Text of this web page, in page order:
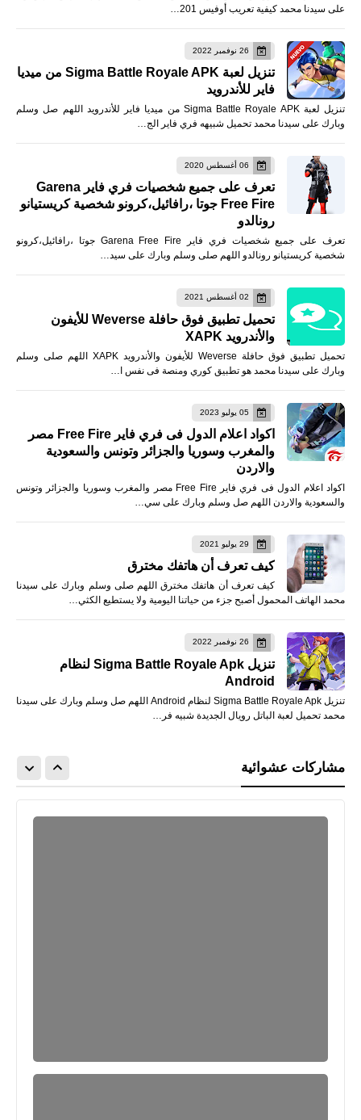
على سيدنا محمد كيفية تعريب أوفيس 201…
26 نوفمبر 2022
تنزيل لعبة Sigma Battle Royale APK من ميديا
فاير للأندرويد
تنزيل لعبة Sigma Battle Royale APK من ميديا فاير للأندرويد اللهم صل وسلم
وبارك على سيدنا محمد تحميل شبيهه فري فاير الج…
06 أغسطس 2020
تعرف على جميع شخصيات فري فاير Garena
Free Fire جوتا ،رافائيل،كرونو شخصية كريستيانو
رونالدو
تعرف على جميع شخصيات فري فاير Garena Free Fire جوتا ،رافائيل،كرونو
شخصية كريستيانو رونالدو اللهم صلى وسلم وبارك على سيد…
02 أغسطس 2021
تحميل تطبيق فوق حافلة Weverse للأيفون
والأندرويد XAPK
تحميل تطبيق فوق حافلة Weverse للأيفون والأندرويد XAPK اللهم صلى وسلم
وبارك على سيدنا محمد هو تطبيق كوري ومنصة فى نفس ا…
05 يوليو 2023
اكواد اعلام الدول فى فري فاير Free Fire مصر
والمغرب وسوريا والجزائر وتونس والسعودية
والاردن
اكواد اعلام الدول فى فري فاير Free Fire مصر والمغرب وسوريا والجزائر وتونس
والسعودية والاردن اللهم صل وسلم وبارك على سي…
29 يوليو 2021
كيف تعرف أن هاتفك مخترق
كيف تعرف أن هاتفك مخترق اللهم صلى وسلم وبارك على سيدنا
محمد الهاتف المحمول أصبح جزء من حياتنا اليومية ولا يستطيع الكثي…
26 نوفمبر 2022
تنزيل Sigma Battle Royale Apk لنظام
Android
تنزيل Sigma Battle Royale Apk لنظام Android اللهم صل وسلم وبارك على سيدنا
محمد تحميل لعبة الباتل رويال الجديدة شبيه فر…
مشاركات عشوائية